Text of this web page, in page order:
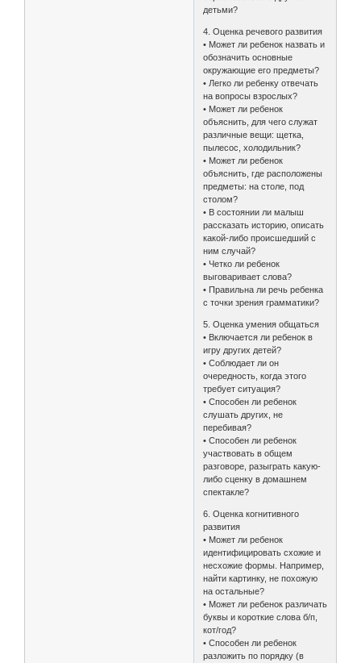
детьми?
4. Оценка речевого развития
• Может ли ребенок назвать и
обозначить основные
окружающие его предметы?
• Легко ли ребенку отвечать
на вопросы взрослых?
• Может ли ребенок
объяснить, для чего служат
различные вещи: щетка,
пылесос, холодильник?
• Может ли ребенок
объяснить, где расположены
предметы: на столе, под
столом?
• В состоянии ли малыш
рассказать историю, описать
какой-либо происшедший с
ним случай?
• Четко ли ребенок
выговаривает слова?
• Правильна ли речь ребенка
с точки зрения грамматики?
5. Оценка умения общаться
• Включается ли ребенок в
игру других детей?
• Соблюдает ли он
очередность, когда этого
требует ситуация?
• Способен ли ребенок
слушать других, не
перебивая?
• Способен ли ребенок
участвовать в общем
разговоре, разыграть какую-
либо сценку в домашнем
спектакле?
6. Оценка когнитивного
развития
• Может ли ребенок
идентифицировать схожие и
несхожие формы. Например,
найти картинку, не похожую
на остальные?
• Может ли ребенок различать
буквы и короткие слова б/п,
кот/год?
• Cпособен ли ребенок
разложить по порядку (в